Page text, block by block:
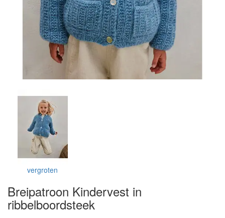
vergroten
Breipatroon Kindervest in
ribbelboordsteek